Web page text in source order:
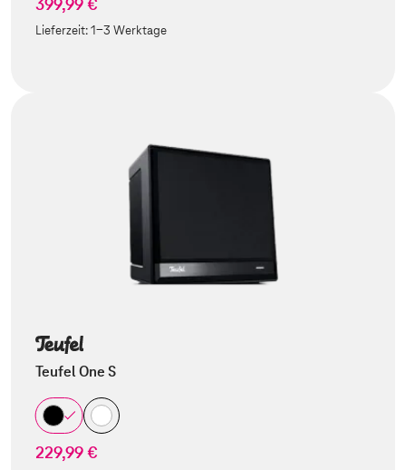
Lieferzeit:1-3 Werktage
Teufel One S
229,99 €